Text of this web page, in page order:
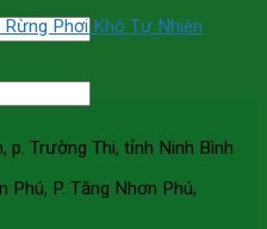
Rừng Phơi Khô Tự Nhiên
p. Trường Thi, tỉnh Ninh Bình
P. Tăng Nhơn Phú,